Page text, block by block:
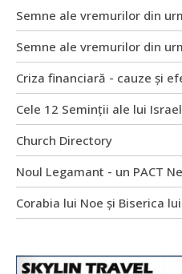
Semne ale vremurilor din
Semne ale vremurilor din
Criza financiară - cauze și
Cele 12 Seminții ale lui
Church Directory
Noul Legamant - un PACT
Corabia lui Noe și Biserica